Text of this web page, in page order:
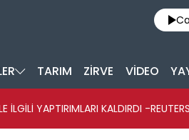
TARIM ZİRVE VİDEO
İLGİLİ YAPTIRIMLARI KALDIRDI -REUTERS